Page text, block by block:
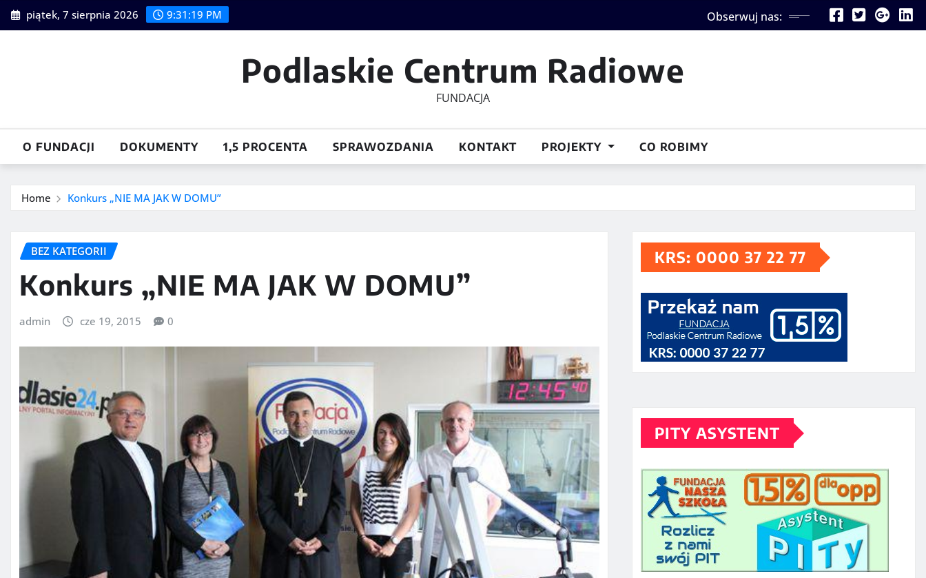
Skip
to
piątek, 7 sierpnia 2026 9:31:21 PM Obserwuj nas:
Podlaskie Centrum Radiowe
FUNDACJA
O FUNDACJI DOKUMENTY 1,5 PROCENTA SPRAWOZDANIA KONTAKT PROJEKTY CO ROBIMY
Home Konkurs „NIE MA JAK W DOMU”
BEZ KATEGORII
Konkurs „NIE MA JAK W DOMU”
admin cze 19, 2015 0
KRS: 0000 37 22 77
PITY ASYSTENT